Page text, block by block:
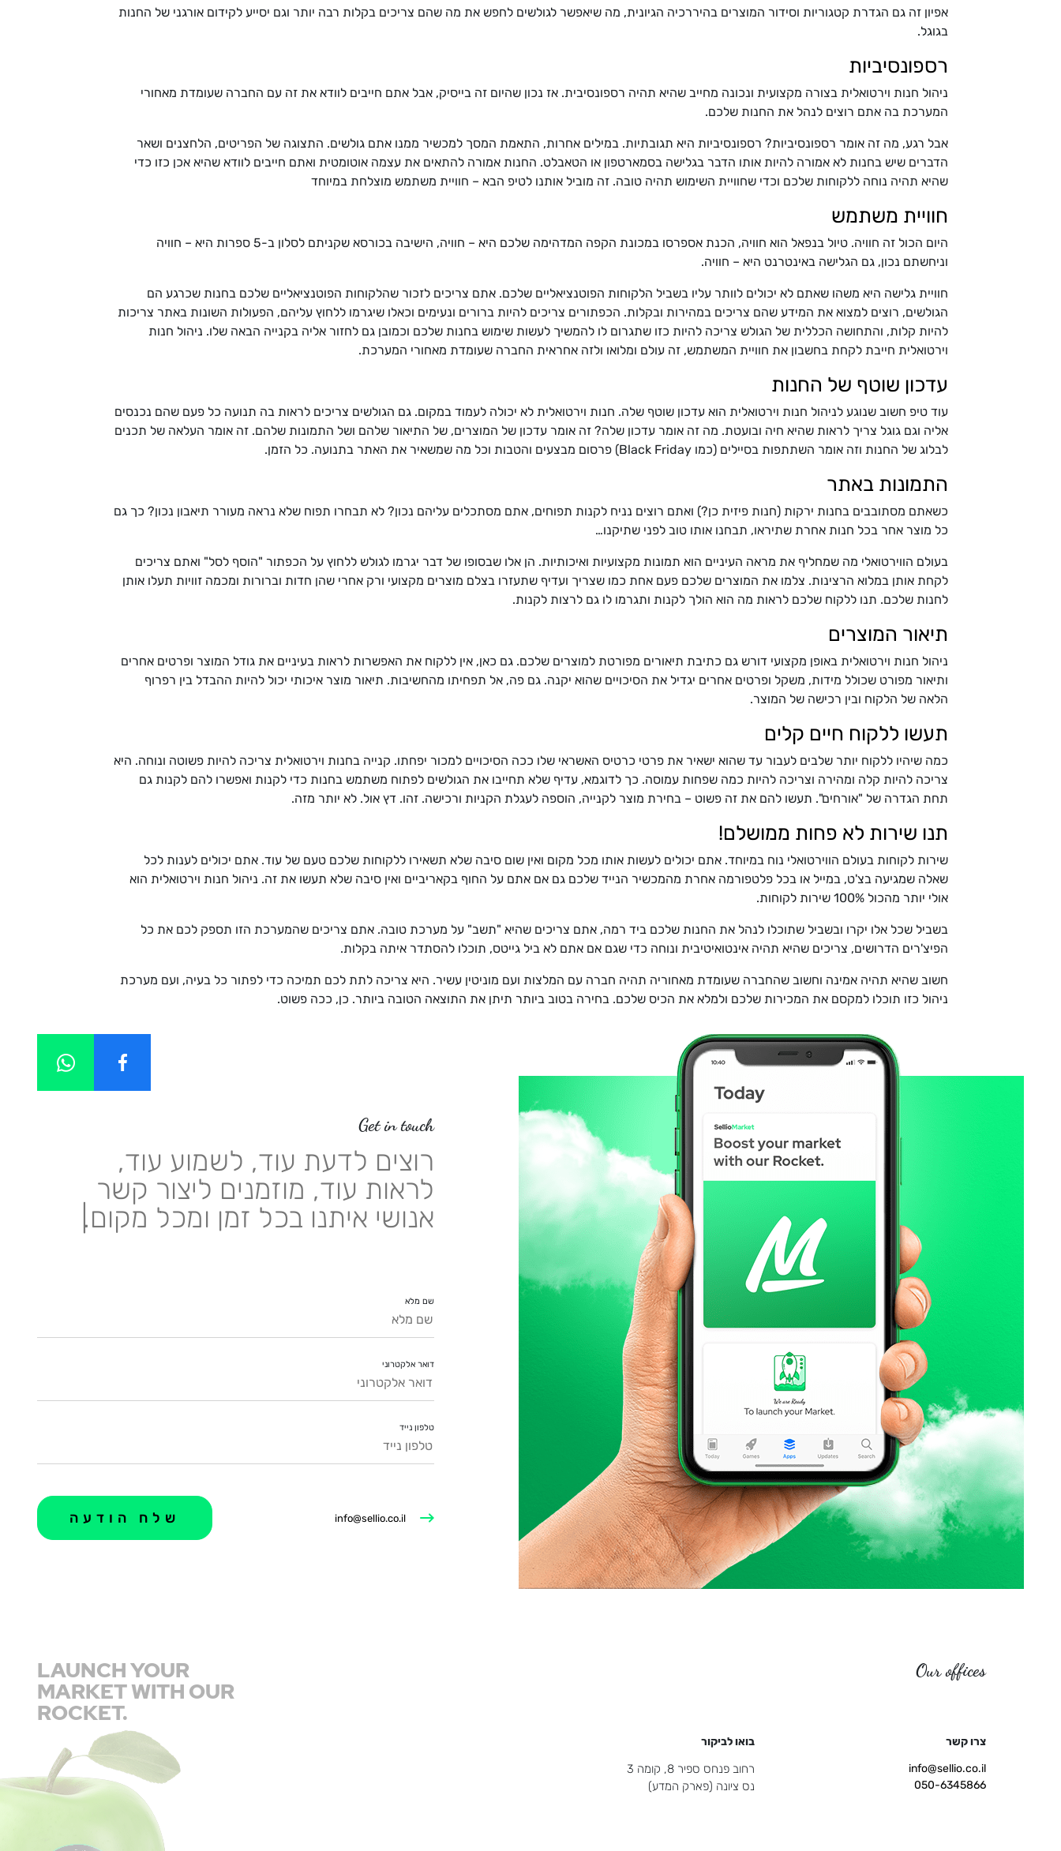
אפיון זה גם הגדרת קטגוריות וסידור המוצרים בהיררכיה הגיונית, מה שיאפשר לגולשים לחפש את מה שהם צריכים בקלות רבה יותר וגם יסייע לקידום אורגני של החנות
בגוגל.
רספונסיביות
ניהול חנות וירטואלית בצורה מקצועית ונכונה מחייב שהיא תהיה רספונסיבית. אז נכון שהיום זה בייסיק, אבל אתם חייבים לוודא את זה עם החברה שעומדת מאחורי
המערכת בה אתם רוצים לנהל את החנות שלכם.
אבל רגע, מה זה אומר רספונסיביות? רספונסיביות היא תגובתיות. במילים אחרות, התאמת המסך למכשיר ממנו אתם גולשים. התצוגה של הפריטים, הלחצנים ושאר
הדברים שיש בחנות לא אמורה להיות אותו הדבר בגלישה בסמארטפון או הטאבלט. החנות אמורה להתאים את עצמה אוטומטית ואתם חייבים לוודא שהיא אכן כזו כדי
שהיא תהיה נוחה ללקוחות שלכם וכדי שחוויית השימוש תהיה טובה. זה מוביל אותנו לטיפ הבא – חוויית משתמש מוצלחת במיוחד
חוויית משתמש
היום הכול זה חוויה. טיול בנפאל הוא חוויה, הכנת אספרסו במכונת הקפה המדהימה שלכם היא – חוויה, הישיבה בכורסא שקניתם לסלון ב-5 ספרות היא – חוויה
וניחשתם נכון, גם הגלישה באינטרנט היא – חוויה.
חוויית גלישה היא משהו שאתם לא יכולים לוותר עליו בשביל הלקוחות הפוטנציאליים שלכם. אתם צריכים לזכור שהלקוחות הפוטנציאליים שלכם בחנות שכרגע הם
הגולשים, רוצים למצוא את המידע שהם צריכים במהירות ובקלות. הכפתורים צריכים להיות ברורים ונעימים וכאלו שיגרמו ללחוץ עליהם, הפעולות השונות באתר צריכות
להיות קלות, והתחושה הכללית של הגולש צריכה להיות כזו שתגרום לו להמשיך לעשות שימוש בחנות שלכם וכמובן גם לחזור אליה בקנייה הבאה שלו. ניהול חנות
וירטואלית חייבת לקחת בחשבון את חוויית המשתמש, זה עולם ומלואו ולזה אחראית החברה שעומדת מאחורי המערכת.
עדכון שוטף של החנות
עוד טיפ חשוב שנוגע לניהול חנות וירטואלית הוא עדכון שוטף שלה. חנות וירטואלית לא יכולה לעמוד במקום. גם הגולשים צריכים לראות בה תנועה כל פעם שהם נכנסים
אליה וגם גוגל צריך לראות שהיא חיה ובועטת. מה זה אומר עדכון שלה? זה אומר עדכון של המוצרים, של התיאור שלהם ושל התמונות שלהם. זה אומר העלאה של תכנים
לבלוג של החנות וזה אומר השתתפות בסיילים (כמו Black Friday) פרסום מבצעים והטבות וכל מה שמשאיר את האתר בתנועה. כל הזמן.
התמונות באתר
כשאתם מסתובבים בחנות ירקות (חנות פיזית כן?) ואתם רוצים נניח לקנות תפוחים, אתם מסתכלים עליהם נכון? לא תבחרו תפוח שלא נראה מעורר תיאבון נכון? כך גם
כל מוצר אחר בכל חנות אחרת שתיראו, תבחנו אותו טוב לפני שתיקנו…
בעולם הווירטואלי מה שמחליף את מראה העיניים הוא תמונות מקצועיות ואיכותיות. הן אלו שבסופו של דבר יגרמו לגולש ללחוץ על הכפתור "הוסף לסל" ואתם צריכים
לקחת אותן במלוא הרצינות. צלמו את המוצרים שלכם פעם אחת כמו שצריך ועדיף שתעזרו בצלם מוצרים מקצועי ורק אחרי שהן חדות וברורות ומכמה זוויות תעלו אותן
לחנות שלכם. תנו ללקוח שלכם לראות מה הוא הולך לקנות ותגרמו לו גם לרצות לקנות.
תיאור המוצרים
ניהול חנות וירטואלית באופן מקצועי דורש גם כתיבת תיאורים מפורטת למוצרים שלכם. גם כאן, אין ללקוח את האפשרות לראות בעיניים את גודל המוצר ופרטים אחרים
ותיאור מפורט שכולל מידות, משקל ופרטים אחרים יגדיל את הסיכויים שהוא יקנה. גם פה, אל תפחיתו מהחשיבות. תיאור מוצר איכותי יכול להיות ההבדל בין רפרוף
הלאה של הלקוח ובין רכישה של המוצר.
תעשו ללקוח חיים קלים
כמה שיהיו ללקוח יותר שלבים לעבור עד שהוא ישאיר את פרטי כרטיס האשראי שלו ככה הסיכויים למכור יפחתו. קנייה בחנות וירטואלית צריכה להיות פשוטה ונוחה. היא
צריכה להיות קלה ומהירה וצריכה להיות כמה שפחות עמוסה. כך לדוגמא, עדיף שלא תחייבו את הגולשים לפתוח משתמש בחנות כדי לקנות ואפשרו להם לקנות גם
תחת הגדרה של "אורחים". תעשו להם את זה פשוט – בחירת מוצר לקנייה, הוספה לעגלת הקניות ורכישה. זהו. דץ אול. לא יותר מזה.
תנו שירות לא פחות ממושלם!
שירות לקוחות בעולם הווירטואלי נוח במיוחד. אתם יכולים לעשות אותו מכל מקום ואין שום סיבה שלא תשאירו ללקוחות שלכם טעם של עוד. אתם יכולים לענות לכל
שאלה שמגיעה בצ'ט, במייל או בכל פלטפורמה אחרת מהמכשיר הנייד שלכם גם אם אתם על החוף בקאריביים ואין סיבה שלא תעשו את זה. ניהול חנות וירטואלית הוא
אולי יותר מהכול 100% שירות לקוחות.
בשביל שכל אלו יקרו ובשביל שתוכלו לנהל את החנות שלכם ביד רמה, אתם צריכים שהיא "תשב" על מערכת טובה. אתם צריכים שהמערכת הזו תספק לכם את כל
הפיצ'רים הדרושים, צריכים שהיא תהיה אינטואיטיבית ונוחה כדי שגם אם אתם לא ביל גייטס, תוכלו להסתדר איתה בקלות.
חשוב שהיא תהיה אמינה וחשוב שהחברה שעומדת מאחוריה תהיה חברה עם המלצות ועם מוניטין עשיר. היא צריכה לתת לכם תמיכה כדי לפתור כל בעיה, ועם מערכת
ניהול כזו תוכלו למקסם את המכירות שלכם ולמלא את הכיס שלכם. בחירה בטוב ביותר תיתן את התוצאה הטובה ביותר. כן, ככה פשוט.
Get in touch
רוצים לדעת עוד, לשמוע עוד,
לראות עוד, מוזמנים ליצור קשר
אנושי איתנו בכל זמן ומכל מקום.
|
שם מלא
דואר אלקטרוני
טלפון נייד
info@sellio.co.il
Our offices
צרו קשר
info@sellio.co.il
050-6345866
בואו לביקור
רחוב פנחס ספיר 8, קומה 3
נס ציונה (פארק המדע)
LAUNCH YOUR
MARKET WITH OUR
ROCKET.